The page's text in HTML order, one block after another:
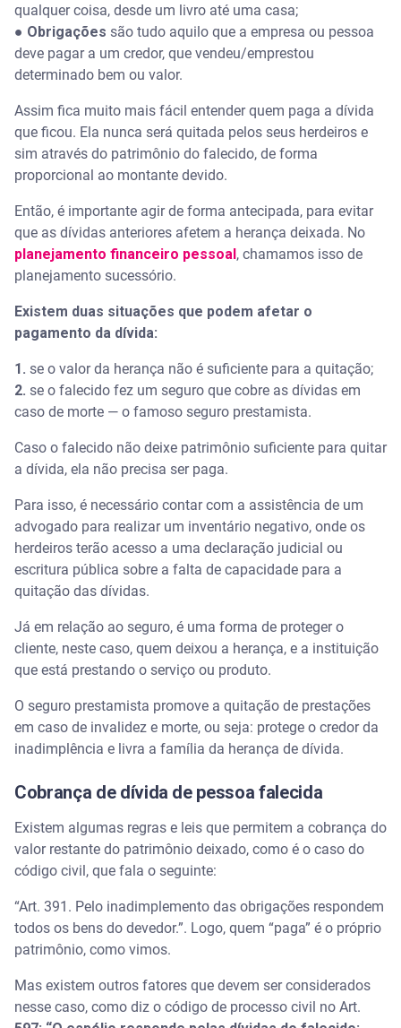
qualquer coisa, desde um livro até uma casa;
● Obrigações são tudo aquilo que a empresa ou pessoa
deve pagar a um credor, que vendeu/emprestou
determinado bem ou valor.
Assim fica muito mais fácil entender quem paga a dívida
que ficou. Ela nunca será quitada pelos seus herdeiros e
sim através do patrimônio do falecido, de forma
proporcional ao montante devido.
Então, é importante agir de forma antecipada, para evitar
que as dívidas anteriores afetem a herança deixada. No
planejamento financeiro pessoal, chamamos isso de
planejamento sucessório.
Existem duas situações que podem afetar o
pagamento da dívida:
1. se o valor da herança não é suficiente para a quitação;
2. se o falecido fez um seguro que cobre as dívidas em
caso de morte — o famoso seguro prestamista.
Caso o falecido não deixe patrimônio suficiente para quitar
a dívida, ela não precisa ser paga.
Para isso, é necessário contar com a assistência de um
advogado para realizar um inventário negativo, onde os
herdeiros terão acesso a uma declaração judicial ou
escritura pública sobre a falta de capacidade para a
quitação das dívidas.
Já em relação ao seguro, é uma forma de proteger o
cliente, neste caso, quem deixou a herança, e a instituição
que está prestando o serviço ou produto.
O seguro prestamista promove a quitação de prestações
em caso de invalidez e morte, ou seja: protege o credor da
inadimplência e livra a família da herança de dívida.
Cobrança de dívida de pessoa falecida
Existem algumas regras e leis que permitem a cobrança do
valor restante do patrimônio deixado, como é o caso do
código civil, que fala o seguinte:
“Art. 391. Pelo inadimplemento das obrigações respondem
todos os bens do devedor.”. Logo, quem “paga” é o próprio
patrimônio, como vimos.
Mas existem outros fatores que devem ser considerados
nesse caso, como diz o código de processo civil no Art.